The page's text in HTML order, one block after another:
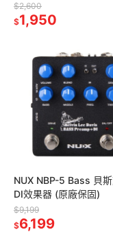
$2,600
$1,950
NUX NBP-5 Bass 貝
DI效果器 (原廠保固)
$9,199
$6,199